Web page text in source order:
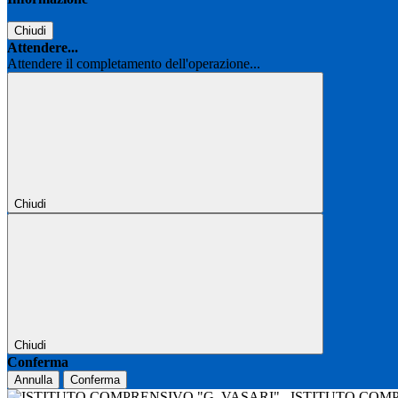
Chiudi
Attendere...
Attendere il completamento dell'operazione...
Chiudi
Chiudi
Conferma
Annulla Conferma